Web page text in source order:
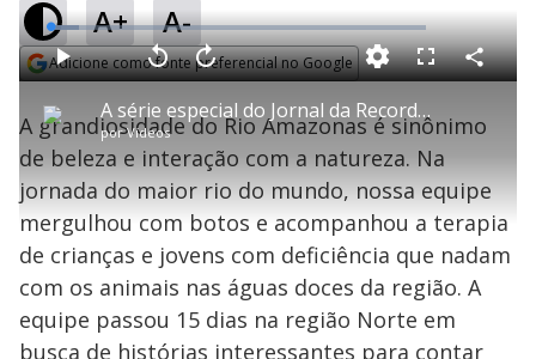
A+ A-
Adicione como fonte preferencial no Google
P
l
a
y
A série especial do Jornal da Record mostra o mergulho com botos de até dois metros
porVídeos
P V
t
a
r
1
0
e
g
n
d
o
s
A
n
a
1
u
n
o
s
L
o
a
d
e
.
6
6
%
F
l
s
c
r
e
n
C
o
a
r
a
A grandiosidade do Rio Amazonas é sinônimo
de beleza e interação com a natureza. Na
jornada do maior rio do mundo, nossa equipe
mergulhou com botos e acompanhou a terapia
de crianças e jovens com deficiência que nadam
com os animais nas águas doces da região. A
equipe passou 15 dias na região Norte em
busca de histórias interessantes para contar